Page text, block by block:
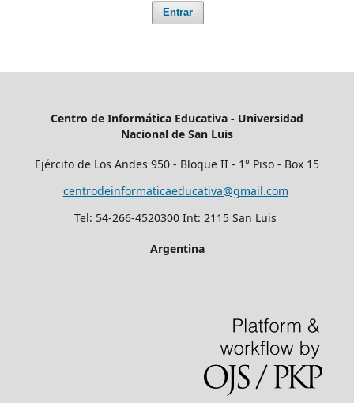
Entrar
Centro de Informática Educativa - Universidad
Nacional de San Luis
Ejército de Los Andes 950 - Bloque II - 1° Piso - Box 15
centrodeinformaticaeducativa@gmail.com
Tel: 54-266-4520300 Int: 2115 San Luis
Argentina